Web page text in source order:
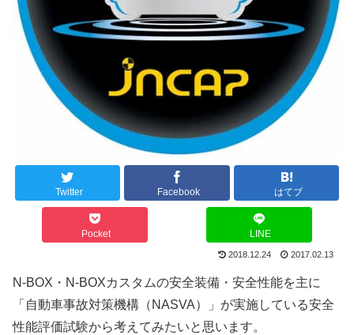
Twitter Facebook はてブ
Pocket LINE
2018.12.24 2017.02.13
N-BOX・N-BOXカスタムの安全装備・安全性能を主に
「自動車事故対策機構（NASVA）」が実施している安全
性能評価試験から考えてみたいと思います。